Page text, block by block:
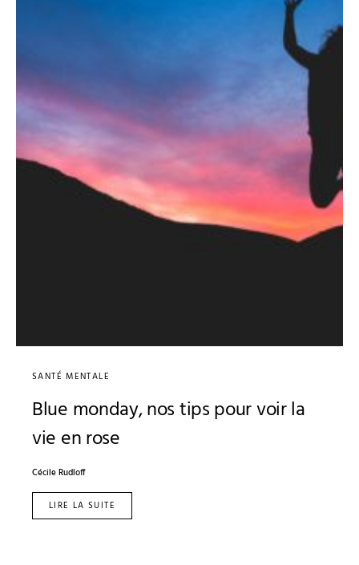
SANTÉ MENTALE
Blue monday, nos tips pour voir la
vie en rose
Cécile Rudloff
LIRE LA SUITE